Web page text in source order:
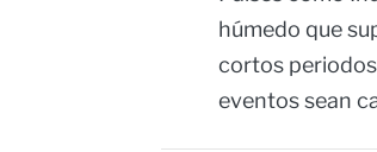
húmedo que
cortos
eventos sean